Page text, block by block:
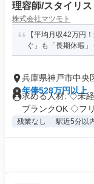
理容師/スタイリ
株式会社マツモト
【平均月収42万円
ぐ」も「長期休暇
兵庫県神戸市中央
年俸528万円以上
求める人材: ◇未
ブランクOK ◇フリ
残業なし 駅近5分以